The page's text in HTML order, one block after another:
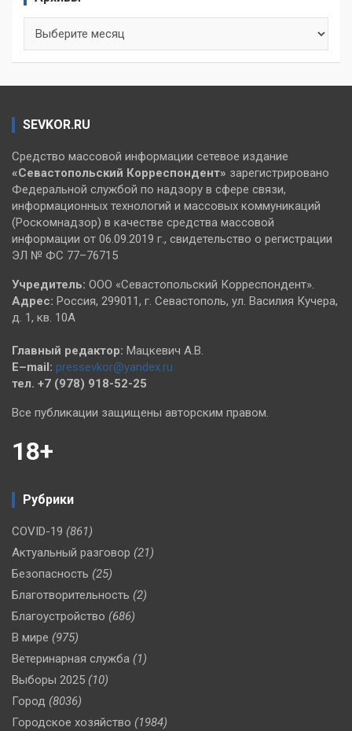
SEVKOR.RU
Средство массовой информации сетевое издание
«Севастопольский Корреспондент» зарегистрировано
Федеральной службой по надзору в сфере связи,
информационных технологий и массовых коммуникаций
(Роскомнадзор) в качестве средства массовой
информации от 06.09.2019 г., свидетельство о регистрации
ЭЛ № ФС 77–76715
Учредитель: ООО «Севастопольский Корреспондент».
Адрес: Россия, 299011, г. Севастополь, ул. Василия Кучера,
д. 1, кв. 10А
Главный редактор: Мацкевич А.В.
E–mail: pressevkor@yandex.ru
тел. +7 (978) 918-52-25
Все публикации защищены авторским правом.
18+
Рубрики
COVID-19 (861)
Актуальный разговор (21)
Безопасность (25)
Благотворительность (2)
Благоустройство (686)
В мире (975)
Ветеринарная служба (1)
Выборы 2025 (10)
Город (8036)
Городское хозяйство (1984)